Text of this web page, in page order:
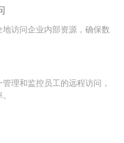
访问企业内部资源，确保数
理和监控员工的远程访问，